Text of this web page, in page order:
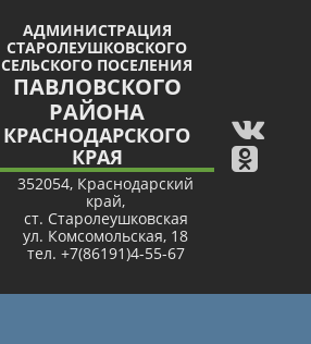
АДМИНИСТРАЦИЯ
СТАРОЛЕУШКОВСКОГО
СЕЛЬСКОГО ПОСЕЛЕНИЯ
ПАВЛОВСКОГО
РАЙОНА
КРАСНОДАРСКОГО
КРАЯ
352054, Краснодарский
край,
ст. Старолеушковская
ул. Комсомольская, 18
тел. +7(86191)4-55-67